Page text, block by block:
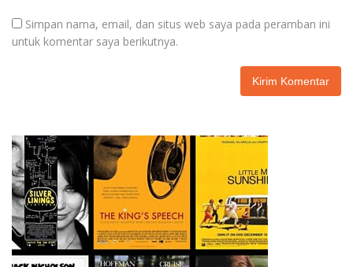
Simpan nama, email, dan situs web saya pada peramban ini
untuk komentar saya berikutnya.